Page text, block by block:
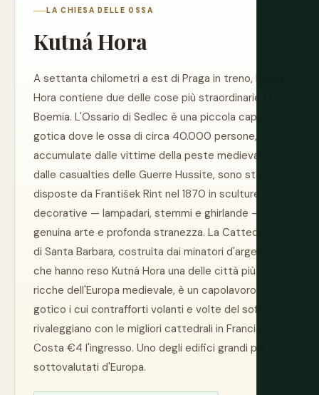
LA CHIESA DELLE OSSA
Kutná Hora
A settanta chilometri a est di Praga in treno, Kutná
Hora contiene due delle cose più straordinarie in
Boemia. L'Ossario di Sedlec è una piccola cappella
gotica dove le ossa di circa 40.000 persone,
accumulate dalle vittime della peste medievale e
dalle casualties delle Guerre Hussite, sono state
disposte da František Rint nel 1870 in sculture
decorative — lampadari, stemmi e ghirlande — di
genuina arte e profonda stranezza. La Cattedrale
di Santa Barbara, costruita dai minatori d'argento
che hanno reso Kutná Hora una delle città più
ricche dell'Europa medievale, è un capolavoro
gotico i cui contrafforti volanti e volte del soffitto
rivaleggiano con le migliori cattedrali in Francia.
Costa €4 l'ingresso. Uno degli edifici grandi più
sottovalutati d'Europa.